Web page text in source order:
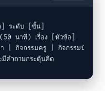
] ระดับ [ชั้น]
นาที) เรื่อง [หัวข้อ]
| กิจกรรมครู | กิจกรรมนักเรีย
ำถามกระตุ้นคิด